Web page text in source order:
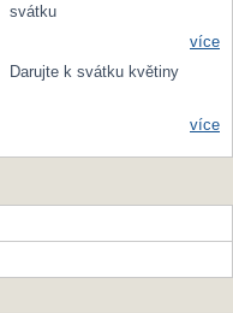
svátku
více
Darujte k svátku květiny
více